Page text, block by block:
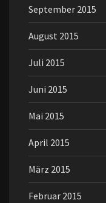
September 2015
August 2015
Juli 2015
Juni 2015
Mai 2015
April 2015
März 2015
Februar 2015